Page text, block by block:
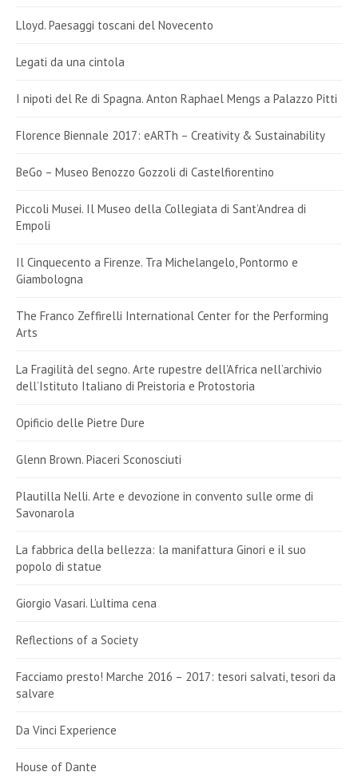
Lloyd. Paesaggi toscani del Novecento
Legati da una cintola
I nipoti del Re di Spagna. Anton Raphael Mengs a Palazzo Pitti
Florence Biennale 2017: eARTh – Creativity & Sustainability
BeGo – Museo Benozzo Gozzoli di Castelfiorentino
Piccoli Musei. Il Museo della Collegiata di Sant’Andrea di
Empoli
Il Cinquecento a Firenze. Tra Michelangelo, Pontormo e
Giambologna
The Franco Zeffirelli International Center for the Performing
Arts
La Fragilità del segno. Arte rupestre dell’Africa nell’archivio
dell’Istituto Italiano di Preistoria e Protostoria
Opificio delle Pietre Dure
Glenn Brown. Piaceri Sconosciuti
Plautilla Nelli. Arte e devozione in convento sulle orme di
Savonarola
La fabbrica della bellezza: la manifattura Ginori e il suo
popolo di statue
Giorgio Vasari. L’ultima cena
Reflections of a Society
Facciamo presto! Marche 2016 – 2017: tesori salvati, tesori da
salvare
Da Vinci Experience
House of Dante